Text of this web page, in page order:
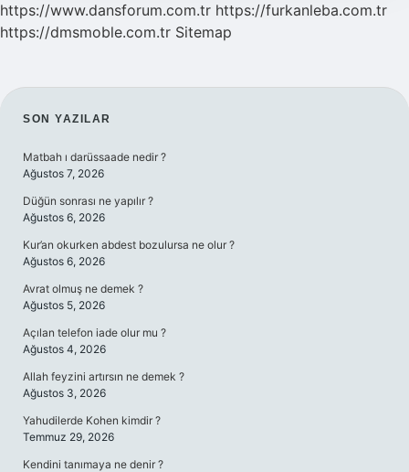
https://www.dansforum.com.tr https://furkanleba.com.tr
https://dmsmoble.com.tr Sitemap
SIDEBAR
SON YAZILAR
Matbah ı darüssaade nedir ?
Ağustos 7, 2026
Düğün sonrası ne yapılır ?
Ağustos 6, 2026
Kur’an okurken abdest bozulursa ne olur ?
Ağustos 6, 2026
Avrat olmuş ne demek ?
Ağustos 5, 2026
Açılan telefon iade olur mu ?
Ağustos 4, 2026
Allah feyzini artırsın ne demek ?
Ağustos 3, 2026
Yahudilerde Kohen kimdir ?
Temmuz 29, 2026
Kendini tanımaya ne denir ?